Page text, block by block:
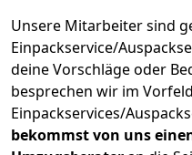
Unsere Mitarbeiter sind
Einpackservice/
deine Vorschläge oder
besprechen wir im
Einpackservices/
bekommst von uns